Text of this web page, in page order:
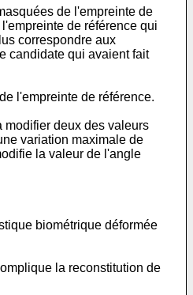
de l'empreinte de
de référence qui
correspondre aux
candidate qui avaient fait
l'empreinte de référence.
modifier deux des valeurs
variation maximale de
la valeur de l'angle
biométrique déformée
la reconstitution de